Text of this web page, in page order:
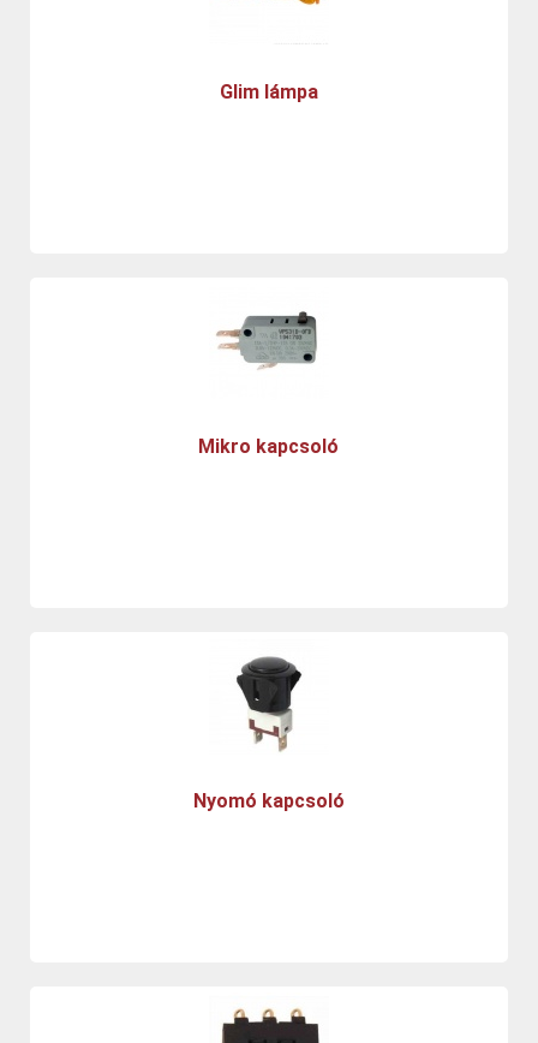
Glim lámpa
Mikro kapcsoló
Nyomó kapcsoló